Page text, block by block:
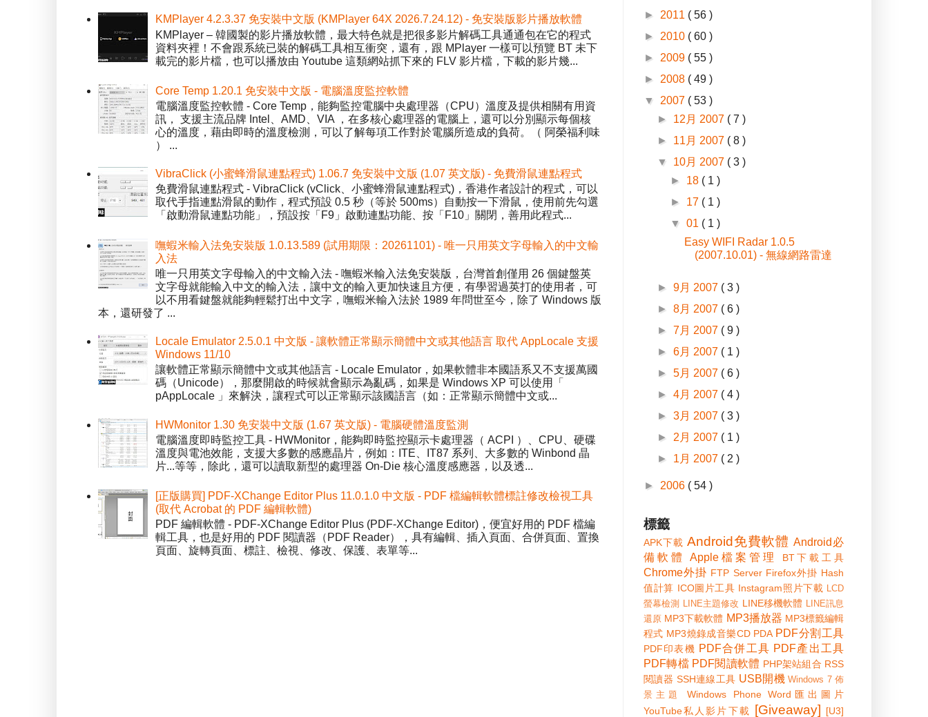
KMPlayer 4.2.3.37 免安裝中文版 (KMPlayer 64X 2026.7.24.12) - 免安裝版影片播放軟體
KMPlayer – 韓國製的影片播放軟體，最大特色就是把很多影片解碼工具通通包在它的程式
資料夾裡！不會跟系統已裝的解碼工具相互衝突，還有，跟 MPlayer 一樣可以預覽 BT 未下
載完的影片檔，也可以播放由 Youtube 這類網站抓下來的 FLV 影片檔，下載的影片幾...
Core Temp 1.20.1 免安裝中文版 - 電腦溫度監控軟體
電腦溫度監控軟體 - Core Temp，能夠監控電腦中央處理器（CPU）溫度及提供相關有用資
訊， 支援主流品牌 Intel、AMD、VIA ，在多核心處理器的電腦上，還可以分別顯示每個核
心的溫度，藉由即時的溫度檢測，可以了解每項工作對於電腦所造成的負荷。（ 阿榮福利味
） ...
VibraClick (小蜜蜂滑鼠連點程式) 1.06.7 免安裝中文版 (1.07 英文版) - 免費滑鼠連點程式
免費滑鼠連點程式 - VibraClick (vClick、小蜜蜂滑鼠連點程式)，香港作者設計的程式，可以
取代手指連點滑鼠的動作，程式預設 0.5 秒（等於 500ms）自動按一下滑鼠，使用前先勾選
「啟動滑鼠連點功能」，預設按「F9」啟動連點功能、按「F10」關閉，善用此程式...
嘸蝦米輸入法免安裝版 1.0.13.589 (試用期限：20261101) - 唯一只用英文字母輸入的中文輸
入法
唯一只用英文字母輸入的中文輸入法 - 嘸蝦米輸入法免安裝版，台灣首創僅用 26 個鍵盤英
文字母就能輸入中文的輸入法，讓中文的輸入更加快速且方便，有學習過英打的使用者，可
以不用看鍵盤就能夠輕鬆打出中文字，嘸蝦米輸入法於 1989 年問世至今，除了 Windows 版
本，還研發了 ...
Locale Emulator 2.5.0.1 中文版 - 讓軟體正常顯示簡體中文或其他語言 取代 AppLocale 支援
Windows 11/10
讓軟體正常顯示簡體中文或其他語言 - Locale Emulator，如果軟體非本國語系又不支援萬國
碼（Unicode），那麼開啟的時候就會顯示為亂碼，如果是 Windows XP 可以使用「
pAppLocale 」來解決，讓程式可以正常顯示該國語言（如：正常顯示簡體中文或...
HWMonitor 1.30 免安裝中文版 (1.67 英文版) - 電腦硬體溫度監測
電腦溫度即時監控工具 - HWMonitor，能夠即時監控顯示卡處理器（ ACPI ）、CPU、硬碟
溫度與電池效能，支援大多數的感應晶片，例如：ITE、IT87 系列、大多數的 Winbond 晶
片...等等，除此，還可以讀取新型的處理器 On-Die 核心溫度感應器，以及透...
[正版購買] PDF-XChange Editor Plus 11.0.1.0 中文版 - PDF 檔編輯軟體標註修改檢視工具
(取代 Acrobat 的 PDF 編輯軟體)
PDF 編輯軟體 - PDF-XChange Editor Plus (PDF-XChange Editor)，便宜好用的 PDF 檔編
輯工具，也是好用的 PDF 閱讀器（PDF Reader），具有編輯、插入頁面、合併頁面、置換
頁面、旋轉頁面、標註、檢視、修改、保護、表單等...
► 2011 ( 56 )
► 2010 ( 60 )
► 2009 ( 55 )
► 2008 ( 49 )
▼ 2007 ( 53 )
► 12月 2007 ( 7 )
► 11月 2007 ( 8 )
▼ 10月 2007 ( 3 )
► 18 ( 1 )
► 17 ( 1 )
▼01 ( 1 )
Easy WIFI Radar 1.0.5
(2007.10.01) - 無線網路雷達
►9月 2007 ( 3 )
►8月 2007 ( 6 )
►7月 2007 ( 9 )
►6月 2007 ( 1 )
►5月 2007 ( 6 )
►4月 2007 ( 4 )
►3月 2007 ( 3 )
► 2月 2007 ( 1 )
► 1月 2007 ( 2 )
► 2006 ( 54 )
標籤
APK下載 Android免費軟體 Android必
備軟體
Apple檔案管理 BT下載工具
Chrome外掛 FTP Server Firefox外掛 Hash
值計算 ICO圖片工具 Instagram照片下載 LCD
螢幕檢測
LINE主題修改 LINE移機軟體 LINE訊息
還原 MP3下載軟體 MP3播放器 MP3標籤編輯
程式 MP3燒錄成音樂CD PDA PDF分割工具
PDF印表機 PDF合併工具 PDF產出工具
PDF轉檔 PDF閱讀軟體 PHP架站組合 RSS
閱讀器 SSH連線工具 USB開機 Windows 7 佈
景主題
Windows Phone Word匯出圖片
YouTube私人影片下載
[Giveaway] [U3]